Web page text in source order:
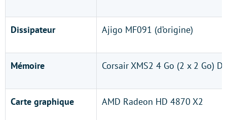
Dissipateur Ajigo MF091 (d’origine)
Mémoire Corsair XMS2 4 Go (2 x 2 Go)
Carte graphique AMD Radeon HD 4870 X2